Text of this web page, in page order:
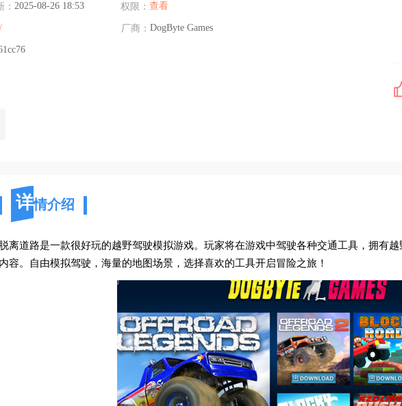
： 2025-08-26 18:53 权限： 查看
厂商： DogByte Games
详情介绍
脱离道路是一款很好玩的越野驾驶模拟游戏。玩家将在游戏中驾驶各种交通工具，拥有
内容。自由模拟驾驶，海量的地图场景，选择喜欢的工具开启冒险之旅！